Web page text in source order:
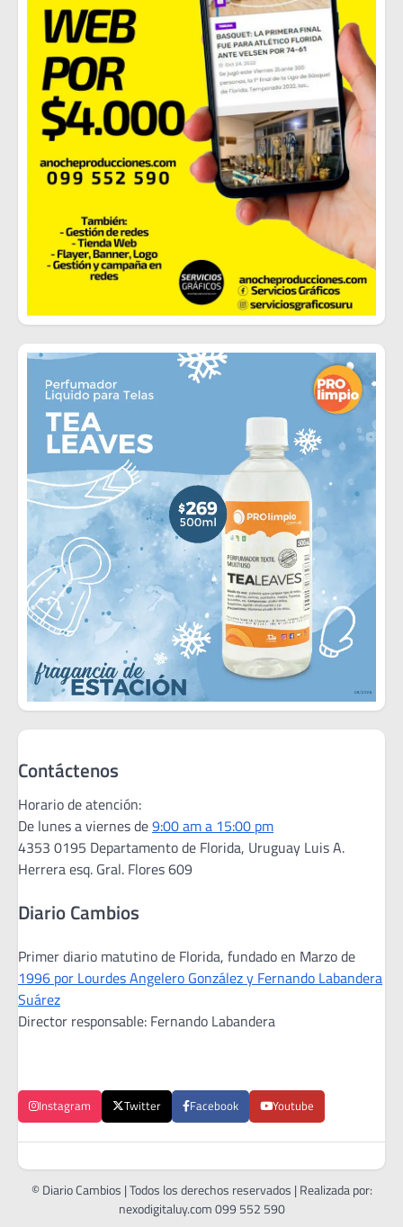
Contáctenos
Horario de atención:
De lunes a viernes de9:00 am a 15:00 pm
4353 0195 Departamento de Florida, Uruguay Luis A.
Herrera esq. Gral. Flores 609
Diario Cambios
Primer diario matutino de Florida, fundado en Marzo de
1996 por Lourdes Angelero González y Fernando Labandera
Suárez
Director responsable: Fernando Labandera
Instagram Twitter Facebook Youtube